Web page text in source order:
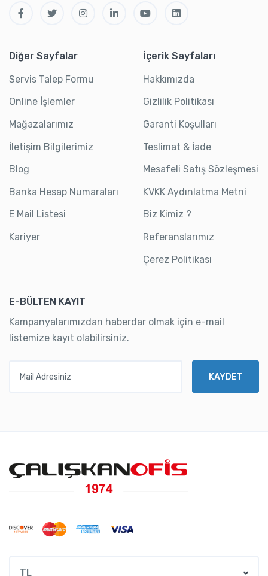
Diğer Sayfalar
Servis Talep Formu
Online İşlemler
Mağazalarımız
İletişim Bilgilerimiz
Blog
Banka Hesap Numaraları
E Mail Listesi
Kariyer
İçerik Sayfaları
Hakkımızda
Gizlilik Politikası
Garanti Koşulları
Teslimat & İade
Mesafeli Satış Sözleşmesi
KVKK Aydınlatma Metni
Biz Kimiz ?
Referanslarımız
Çerez Politikası
E-BÜLTEN KAYIT
Kampanyalarımızdan haberdar olmak için e-mail
listemize kayıt olabilirsiniz.
KAYDET
TL